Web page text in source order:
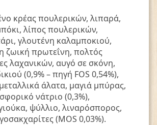
κρέας πουλερικών, λιπαρά,
λίπος πουλερικών,
γλουτένη καλαμποκιού,
ζωική πρωτεΐνη, πολτός
λαχανικών, αυγό σε σκόνη,
(0,9% – πηγή FOS 0,54%),
άλατα, μαγιά μπύρας,
νάτριο (0,3%),
ψύλλιο, λιναρόσπορος,
(MOS 0,03%).